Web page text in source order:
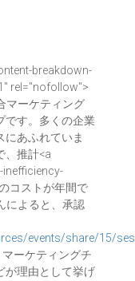
breakdown-
rel="nofollow">
マーケティング
です。多くの企業
にあふれていま
、推計<a
コストが年間で
によると、承認
events/share/15/
ーケティングチ
が理由として挙げ